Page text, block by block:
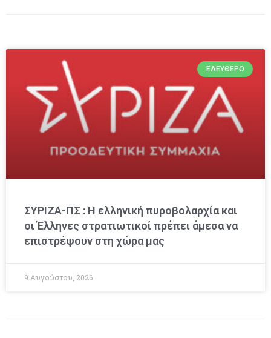
ΕΛΕΎΘΕΡΟ
ΣΥΡΙΖΑ-ΠΣ : Η ελληνική πυροβολαρχία και
οι Έλληνες στρατιωτικοί πρέπει άμεσα να
επιστρέψουν στη χώρα μας
9 Αυγούστου, 2026